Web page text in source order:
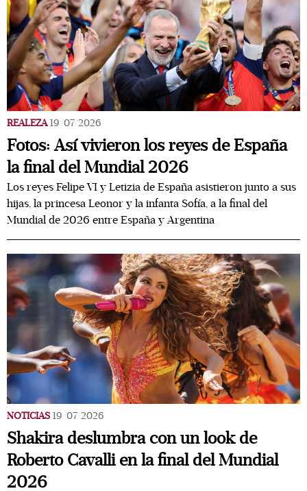
REALEZA 19/07/2026
Fotos: Así vivieron los reyes de España
la final del Mundial 2026
Los reyes Felipe VI y Letizia de España asistieron junto a sus
hijas, la princesa Leonor y la infanta Sofía, a la final del
Mundial de 2026 entre España y Argentina
NOTICIAS 19/07/2026
Shakira deslumbra con un look de
Roberto Cavalli en la final del Mundial
2026